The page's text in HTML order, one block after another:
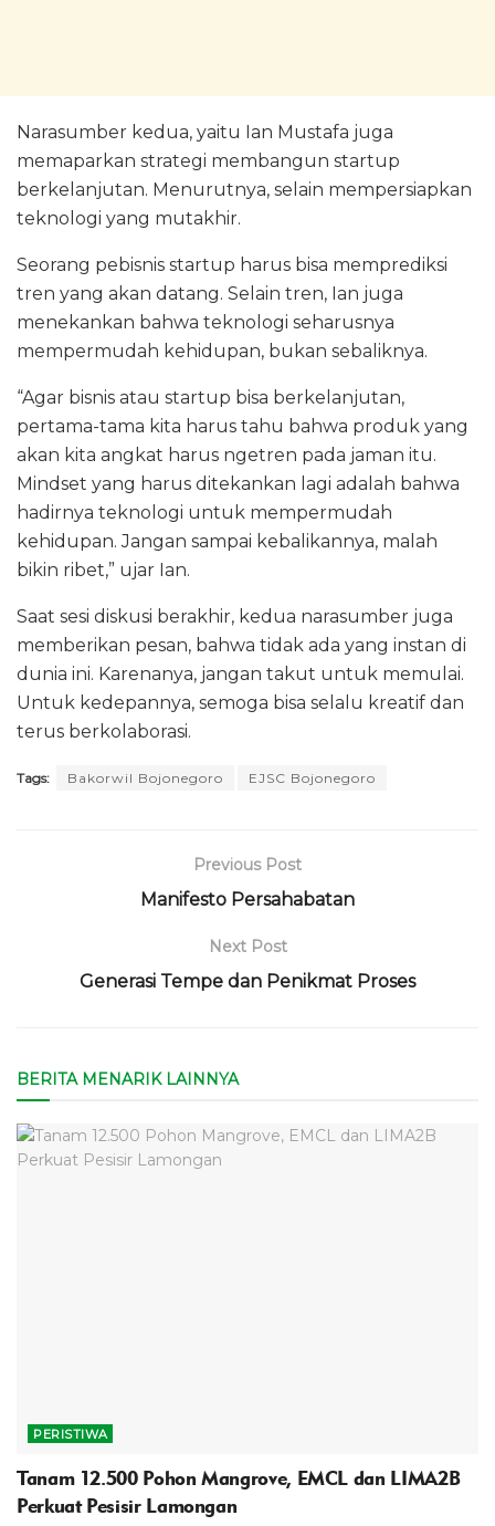
Narasumber kedua, yaitu Ian Mustafa juga
memaparkan strategi membangun startup
berkelanjutan. Menurutnya, selain mempersiapkan
teknologi yang mutakhir.
Seorang pebisnis startup harus bisa memprediksi
tren yang akan datang. Selain tren, Ian juga
menekankan bahwa teknologi seharusnya
mempermudah kehidupan, bukan sebaliknya.
“Agar bisnis atau startup bisa berkelanjutan,
pertama-tama kita harus tahu bahwa produk yang
akan kita angkat harus ngetren pada jaman itu.
Mindset yang harus ditekankan lagi adalah bahwa
hadirnya teknologi untuk mempermudah
kehidupan. Jangan sampai kebalikannya, malah
bikin ribet,” ujar Ian.
Saat sesi diskusi berakhir, kedua narasumber juga
memberikan pesan, bahwa tidak ada yang instan di
dunia ini. Karenanya, jangan takut untuk memulai.
Untuk kedepannya, semoga bisa selalu kreatif dan
terus berkolaborasi.
Tags: Bakorwil Bojonegoro EJSC Bojonegoro
Previous Post
Manifesto Persahabatan
Next Post
Generasi Tempe dan Penikmat Proses
BERITA MENARIK LAINNYA
PERISTIWA
Tanam 12.500 Pohon Mangrove, EMCL dan LIMA2B
Perkuat Pesisir Lamongan